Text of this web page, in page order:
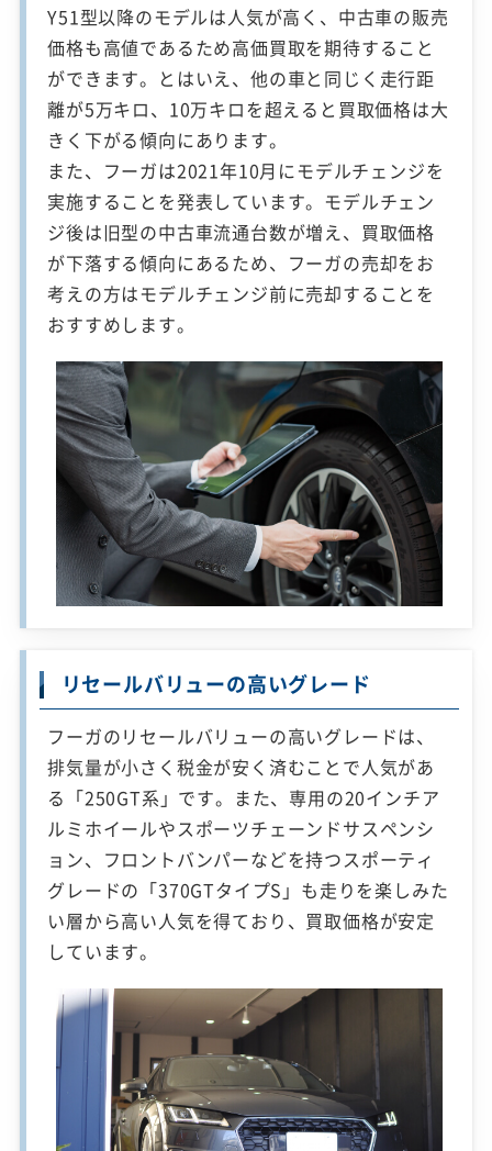
Y51型以降のモデルは人気が高く、中古車の販売
価格も高値であるため高価買取を期待すること
ができます。とはいえ、他の車と同じく走行距
離が5万キロ、10万キロを超えると買取価格は大
きく下がる傾向にあります。
また、フーガは2021年10月にモデルチェンジを
実施することを発表しています。モデルチェン
ジ後は旧型の中古車流通台数が増え、買取価格
が下落する傾向にあるため、フーガの売却をお
考えの方はモデルチェンジ前に売却することを
おすすめします。
リセールバリューの高いグレード
フーガのリセールバリューの高いグレードは、
排気量が小さく税金が安く済むことで人気があ
る「250GT系」です。また、専用の20インチア
ルミホイールやスポーツチェーンドサスペンシ
ョン、フロントバンパーなどを持つスポーティ
グレードの「370GTタイプS」も走りを楽しみた
い層から高い人気を得ており、買取価格が安定
しています。